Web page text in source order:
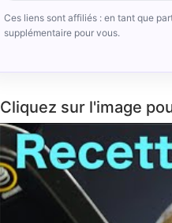
Ces liens sont affiliés : en tant que
supplémentaire pour vous.
Cliquez sur l'image